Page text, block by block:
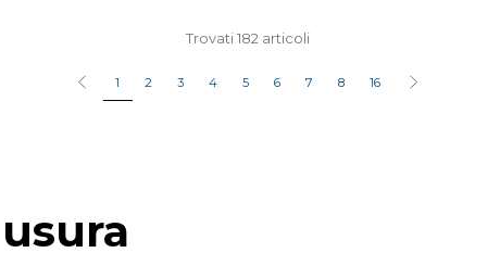
Trovati 182 articoli
1 2 3 4 5 6 7 8 16
usura